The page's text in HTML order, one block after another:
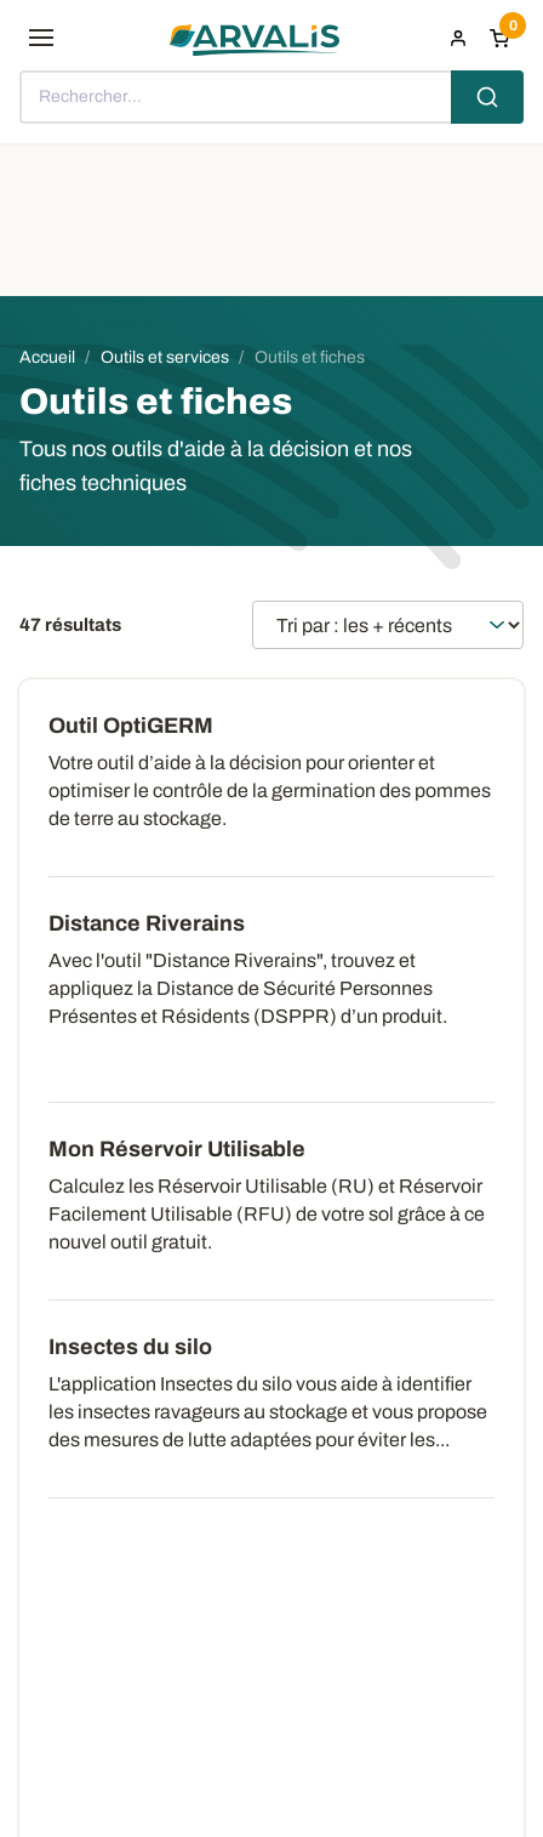
Rechercher...
0
Fil d'Ariane
Accueil Outils et services Outils et fiches
Outils et fiches
Tous nos outils d'aide à la décision et nos
fiches techniques
47 résultats
Outil OptiGERM
Votre outil d’aide à la décision pour orienter et
optimiser le contrôle de la germination des pommes
de terre au stockage.
Distance Riverains
Avec l'outil "Distance Riverains", trouvez et
appliquez la Distance de Sécurité Personnes
Présentes et Résidents (DSPPR) d’un produit.
Mon Réservoir Utilisable
Calculez les Réservoir Utilisable (RU) et Réservoir
Facilement Utilisable (RFU) devotre sol grâce à ce
nouvel outil gratuit.
Insectes du silo
L'application Insectes du silo vous aide à identifier
les insectes ravageurs au stockage et vous propose
des mesures de lutte adaptées pour éviter les...